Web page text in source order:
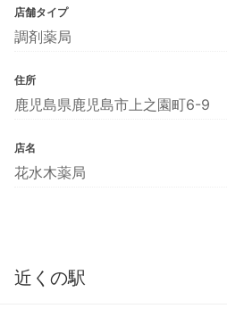
店舗タイプ
調剤薬局
住所
鹿児島県鹿児島市上之園町6-9
店名
花水木薬局
近くの駅